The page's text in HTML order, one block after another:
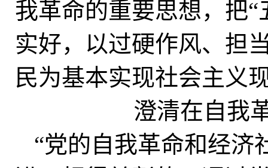
我革命的重要思想，把
实好，以过硬作风、担
民为基本实现社会主义
澄清在自我
“党的自我革命和经济